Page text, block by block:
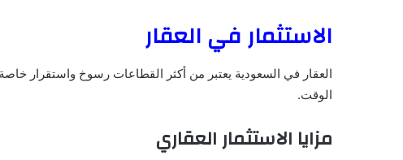
الاستثمار في العقار
العقار في السعودية يعتبر من أكثر القطاعات رسوخ واستقرار
الوقت.
مزايا الاستثمار العقاري